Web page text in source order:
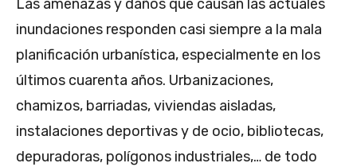
Las amenazas y daños que causan las actuales
inundaciones responden casi siempre a la mala
planificación urbanística, especialmente en los
últimos cuarenta años. Urbanizaciones,
chamizos, barriadas, viviendas aisladas,
instalaciones deportivas y de ocio, bibliotecas,
depuradoras, polígonos industriales,… de todo